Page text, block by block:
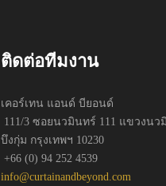
ติดต่อทีมงาน
เคอร์เทน แอนด์ บียอนด์
111/3 ซอยนวมินทร์ 111 แขวงนว
บึงกุ่ม กรุงเทพฯ 10230
+66 (0) 94 252 4539
info@curtainandbeyond.com